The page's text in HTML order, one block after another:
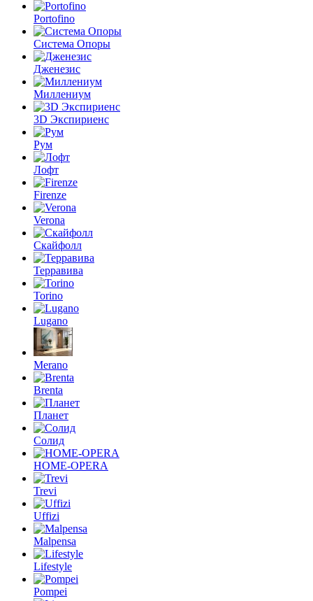
Portofino
Система Опоры
Дженезис
Миллениум
3D Экспириенс
Рум
Лофт
Firenze
Verona
Скайфолл
Терравива
Torino
Lugano
Merano
Brenta
Планет
Солид
HOME-OPERA
Trevi
Uffizi
Malpensa
Lifestyle
Pompei